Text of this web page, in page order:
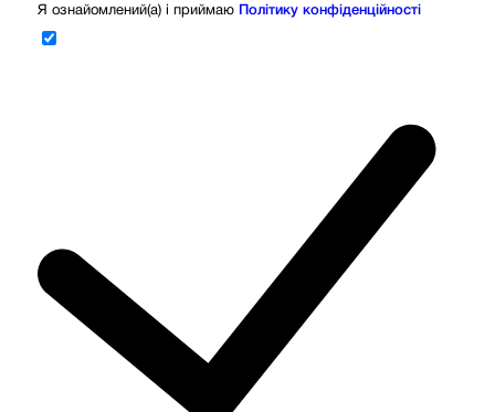
Я ознайомлений(а) і приймаю Політику конфіденційності